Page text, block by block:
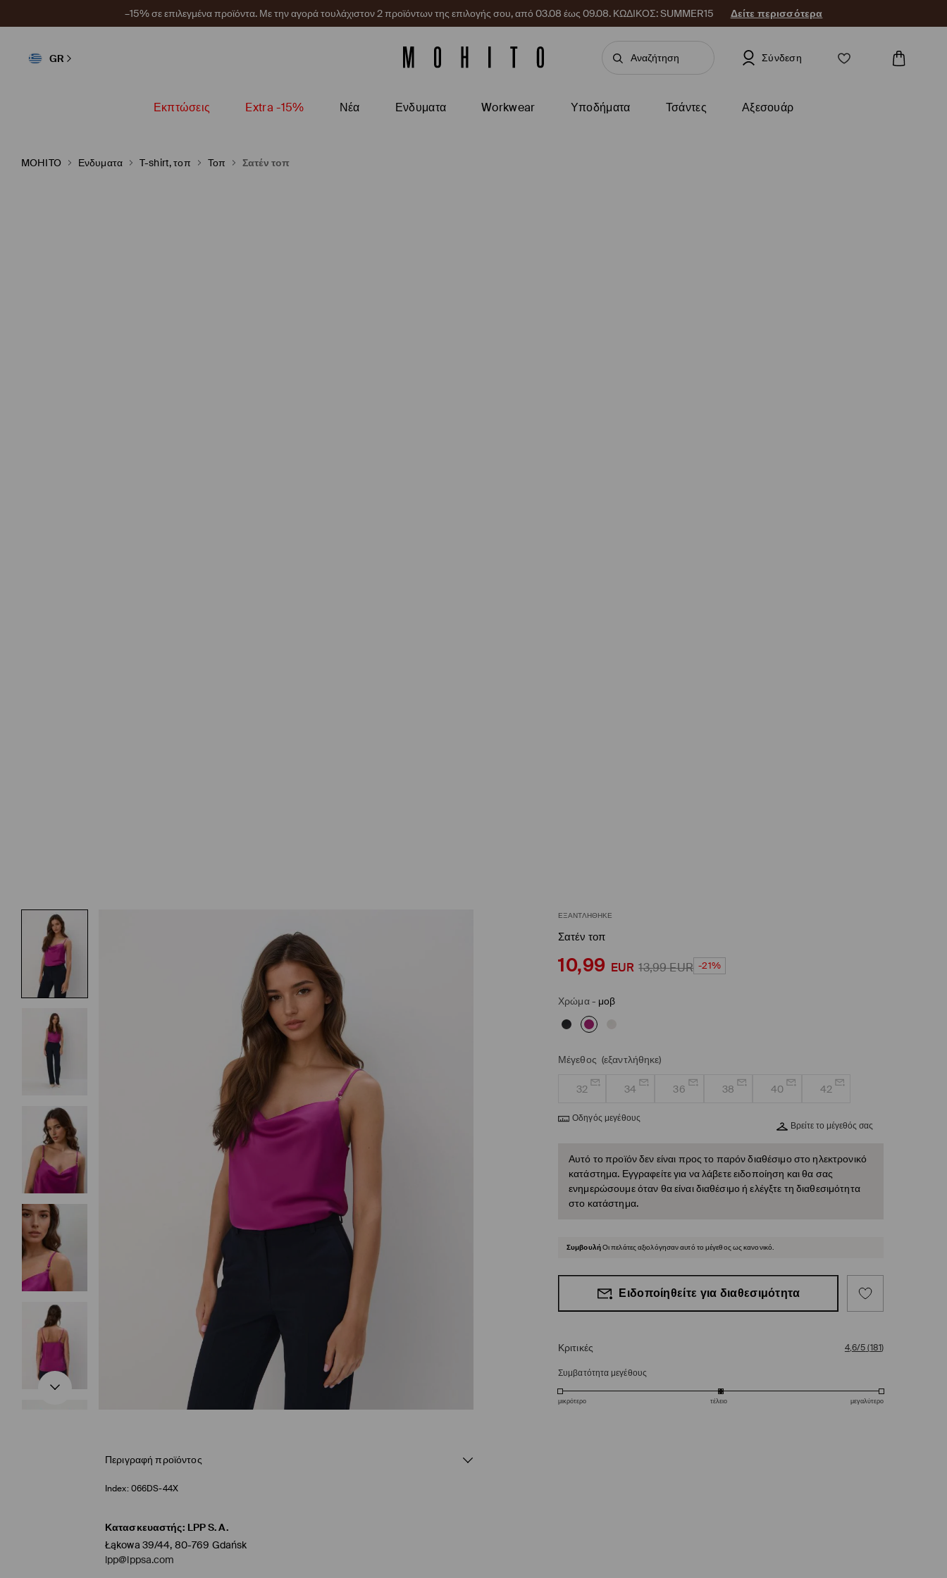
–15% σε επιλεγμένα προϊόντα. Με την αγορά τουλάχιστον 2 προϊόντων της επιλογής σου, από 03.08 έως 09.08. ΚΩΔΙΚΟΣ: SUMMER15 Δείτε περισσότερα
GR Σύνδεση
Εκπτώσεις Extra -15% Νέα Ενδυματα Workwear Υποδήματα Τσάντες Αξεσουάρ
MOHITO Ενδυματα T-shirt, τοπ Τοπ Σατέν τοπ
ΕΞΑΝΤΛΉΘΗΚΕ
Σατέν τοπ
10,99 EUR 13,99EUR -21%
Χρώμα- μοβ
Μέγεθος (εξαντλήθηκε)
32 34 36 38 40 42
Οδηγός μεγέθους
Βρείτε το μέγεθός σας
Αυτό το προϊόν δεν είναι προς το παρόν διαθέσιμο στο ηλεκτρονικό
κατάστημα. Εγγραφείτε για να λάβετε ειδοποίηση και θα σας
ενημερώσουμε όταν θα είναι διαθέσιμο ή ελέγξτε τη διαθεσιμότητα
στο κατάστημα.
ΣυμβουλήΟι πελάτες αξιολόγησαν αυτό το μέγεθος ως κανονικό.
Ειδοποίηθείτε για διαθεσιμότητα
Κριτικές 4,6/5(181)
Συμβατότητα μεγέθους
μικρότερο τέλειο μεγαλύτερο
Περιγραφή προϊόντος
Index: 066DS-44X
Κατασκευαστής: LPP S.A.
Łąkowa 39/44, 80-769 Gdańsk
lpp@lppsa.com